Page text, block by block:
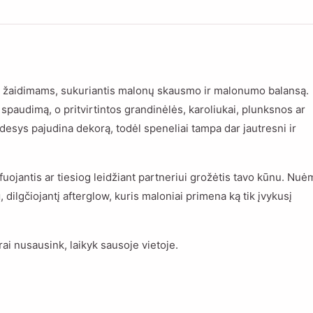
sukuriantis malonų skausmo ir malonumo balansą.
o pritvirtintos grandinėlės, karoliukai, plunksnos ar
pajudina dekorą, todėl speneliai tampa dar jautresni ir
ar tiesiog leidžiant partneriui grožėtis tavo kūnu.
afterglow, kuris maloniai primena ką tik įvykusį
nusausink, laikyk sausoje vietoje.